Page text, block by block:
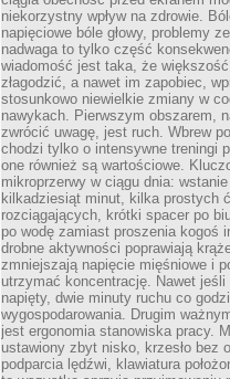
niekorzystny wpływ na zdrowie.
napięciowe bóle głowy, problemy
nadwaga to tylko część
wiadomość jest taka, że
złagodzić, a nawet im zapobiec,
stosunkowo niewielkie zmiany w
nawykach. Pierwszym obszarem,
zwrócić uwagę, jest ruch. Wbrew
chodzi tylko o intensywne treningi
one również są wartościowe.
mikroprzerwy w ciągu dnia:
kilkadziesiąt minut, kilka prostych
rozciągających, krótki spacer po
po wodę zamiast proszenia kogoś
drobne aktywności poprawiają
zmniejszają napięcie mięśniowe i
utrzymać koncentrację. Nawet
napięty, dwie minuty ruchu co
wygospodarowania. Drugim
jest ergonomia stanowiska pracy.
ustawiony zbyt nisko, krzesło bez
podparcia lędźwi, klawiatura